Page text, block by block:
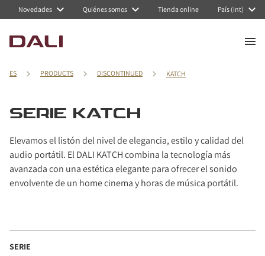
Novedades Quiénes somos Tienda online País (Int)
ES PRODUCTS DISCONTINUED KATCH
SERIE KATCH
Elevamos el listón del nivel de elegancia, estilo y calidad del
audio portátil. El DALI KATCH combina la tecnología más
avanzada con una estética elegante para ofrecer el sonido
envolvente de un home cinema y horas de música portátil.
SERIE
Navigated to Serie KATCH